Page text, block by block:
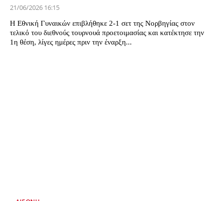
21/06/2026 16:15
Η Εθνική Γυναικών επιβλήθηκε 2-1 σετ της Νορβηγίας στον
τελικό του διεθνούς τουρνουά προετοιμασίας και κατέκτησε την
1η θέση, λίγες ημέρες πριν την έναρξη...